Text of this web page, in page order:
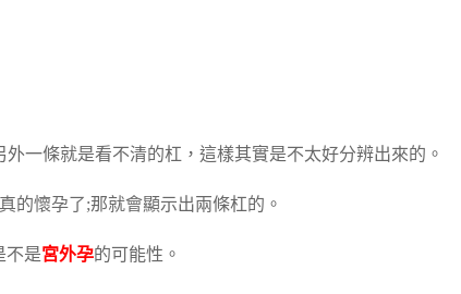
一條就是看不清的杠，這樣其實是不太好分辨出來的。
的懷孕了;那就會顯示出兩條杠的。
不是宮外孕的可能性。